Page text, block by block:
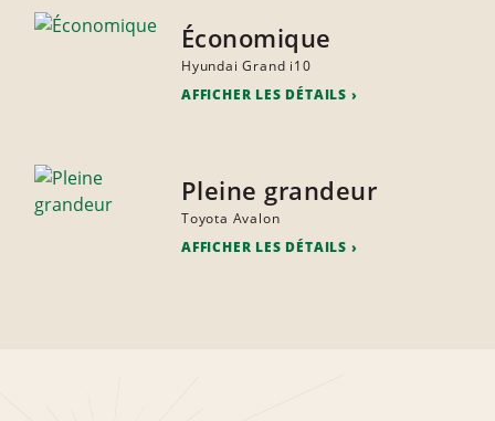
Économique
Hyundai Grand i10
AFFICHER LES DÉTAILS
Pleine grandeur
Toyota Avalon
AFFICHER LES DÉTAILS